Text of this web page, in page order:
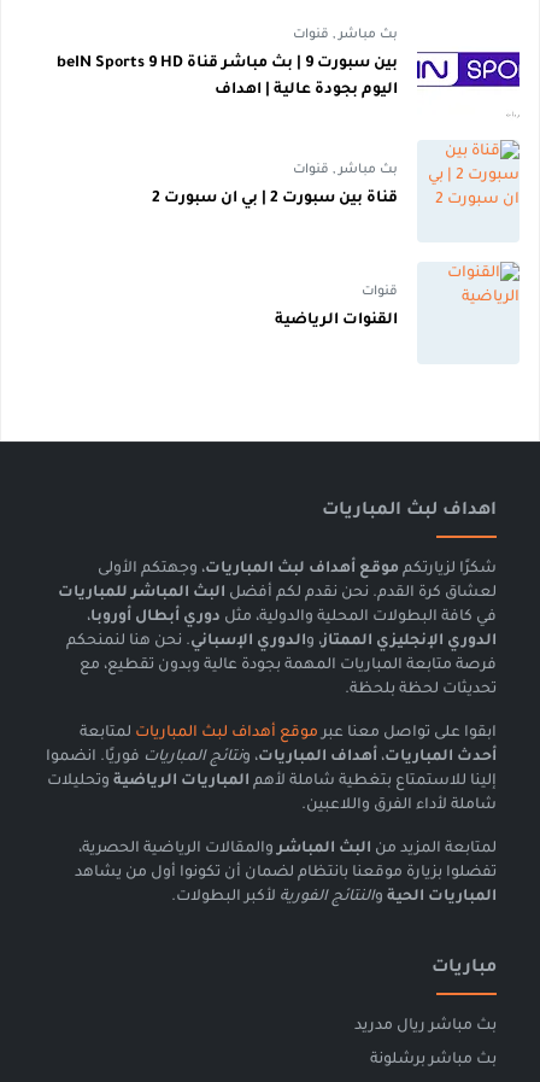
بث مباشر , قنوات
بين سبورت 9 | بث مباشر قناة beIN Sports 9 HD
اليوم بجودة عالية | اهداف
بث مباشر , قنوات
قناة بين سبورت 2 | بي ان سبورت 2
قنوات
القنوات الرياضية
اهداف لبث المباريات
شكرًا لزيارتكم موقع أهداف لبث المباريات، وجهتكم الأولى
لعشاق كرة القدم. نحن نقدم لكم أفضل البث المباشر للمباريات
في كافة البطولات المحلية والدولية، مثل دوري أبطال أوروبا،
الدوري الإنجليزي الممتاز، والدوري الإسباني. نحن هنا لنمنحكم
فرصة متابعة المباريات المهمة بجودة عالية وبدون تقطيع، مع
تحديثات لحظة بلحظة.
ابقوا على تواصل معنا عبر موقع أهداف لبث المباريات لمتابعة
أحدث المباريات، أهداف المباريات، ونتائج المباريات فوريًا. انضموا
إلينا للاستمتاع بتغطية شاملة لأهم المباريات الرياضية وتحليلات
شاملة لأداء الفرق واللاعبين.
لمتابعة المزيد من البث المباشر والمقالات الرياضية الحصرية،
تفضلوا بزيارة موقعنا بانتظام لضمان أن تكونوا أول من يشاهد
المباريات الحية والنتائج الفورية لأكبر البطولات.
مباريات
بث مباشر ريال مدريد
بث مباشر برشلونة